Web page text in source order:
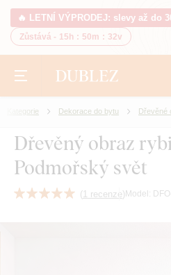
🔥 LETNÍ VÝPRODEJ: slevy až do
Zůstává - 15h : 50m : 31v
Kategorie Dekorace do bytu Dřevěné
Dřevěný obraz
Podmořský svět
( 1 recenze) Model: